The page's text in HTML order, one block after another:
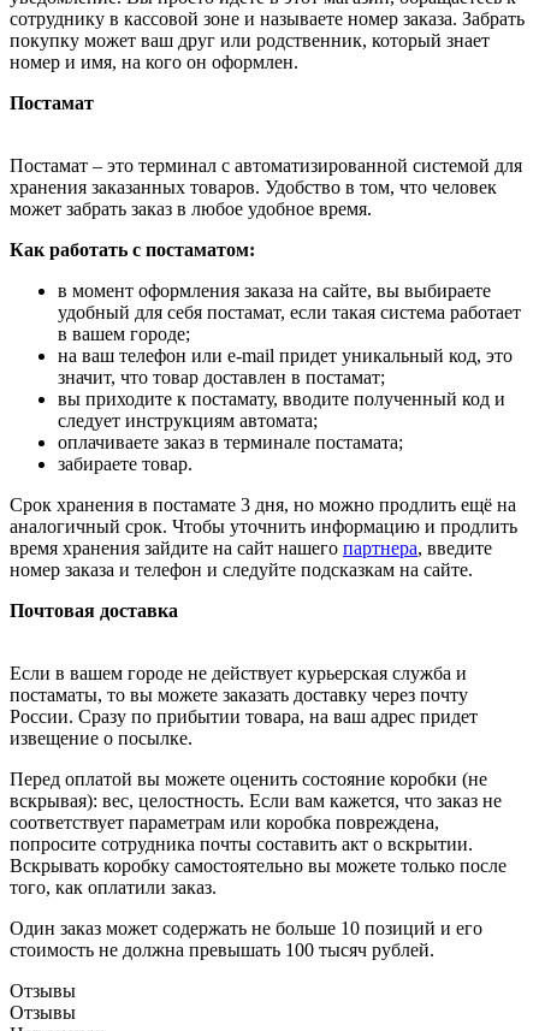
сотруднику в кассовой зоне и называете номер заказа. Забрать
покупку может ваш друг или родственник, который знает
номер и имя, на кого он оформлен.
Постамат
Постамат – это терминал с автоматизированной системой для
хранения заказанных товаров. Удобство в том, что человек
может забрать заказ в любое удобное время.
Как работать с постаматом:
в момент оформления заказа на сайте, вы выбираете
удобный для себя постамат, если такая система работает
в вашем городе;
на ваш телефон или e-mail придет уникальный код, это
значит, что товар доставлен в постамат;
вы приходите к постамату, вводите полученный код и
следует инструкциям автомата;
оплачиваете заказ в терминале постамата;
забираете товар.
Срок хранения в постамате 3 дня, но можно продлить ещё на
аналогичный срок. Чтобы уточнить информацию и продлить
время хранения зайдите на сайт нашего партнера, введите
номер заказа и телефон и следуйте подсказкам на сайте.
Почтовая доставка
Если в вашем городе не действует курьерская служба и
постаматы, то вы можете заказать доставку через почту
России. Сразу по прибытии товара, на ваш адрес придет
извещение о посылке.
Перед оплатой вы можете оценить состояние коробки (не
вскрывая): вес, целостность. Если вам кажется, что заказ не
соответствует параметрам или коробка повреждена,
попросите сотрудника почты составить акт о вскрытии.
Вскрывать коробку самостоятельно вы можете только после
того, как оплатили заказ.
Один заказ может содержать не больше 10 позиций и его
стоимость не должна превышать 100 тысяч рублей.
Отзывы
Отзывы